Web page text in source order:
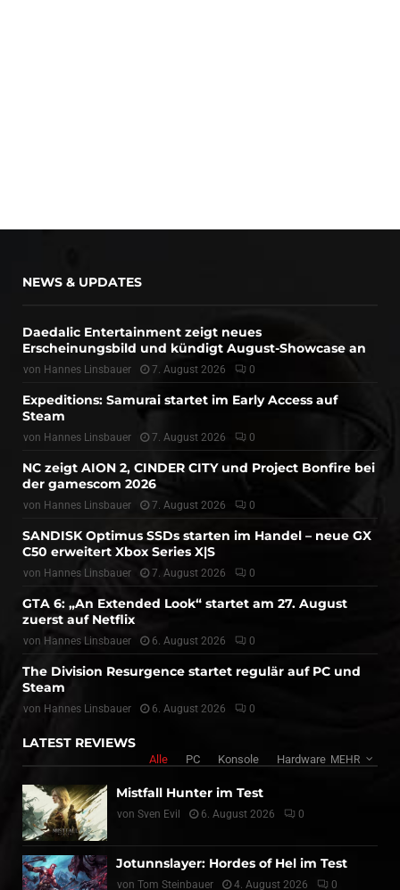
NEWS & UPDATES
Daedalic Entertainment zeigt neues
Erscheinungsbild und kündigt August-Showcase an
von Hannes Linsbauer 7. August 2026 0
Expeditions: Samurai startet im Early Access auf
Steam
von Hannes Linsbauer 7. August 2026 0
NC zeigt AION 2, CINDER CITY und Project Bonfire bei
der gamescom 2026
von Hannes Linsbauer 7. August 2026 0
SANDISK Optimus SSDs starten im Handel – neue GX
C50 erweitert Xbox Series X|S
von Hannes Linsbauer 7. August 2026 0
GTA 6: „An Extended Look“ startet am 27. August
zuerst auf Netflix
von Hannes Linsbauer 6. August 2026 0
The Division Resurgence startet regulär auf PC und
Steam
von Hannes Linsbauer 6. August 2026 0
LATEST REVIEWS
Alle PC Konsole Hardware MEHR
Mistfall Hunter im Test
von Sven Evil 6. August 2026 0
Jotunnslayer: Hordes of Hel im Test
von Tom Steinbauer 4. August 2026 0